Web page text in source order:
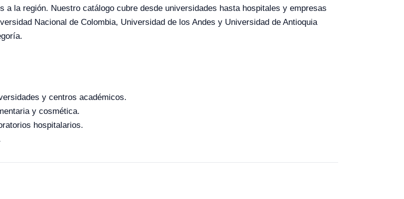
a la región. Nuestro catálogo cubre desde universidades hasta hospitales y empresas
Nacional de Colombia, Universidad de los Andes y Universidad de Antioquia
y centros académicos.
y cosmética.
hospitalarios.